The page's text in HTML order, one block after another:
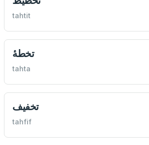
tahtit
تخطۀ‌
tahta
تخفيف
tahfif